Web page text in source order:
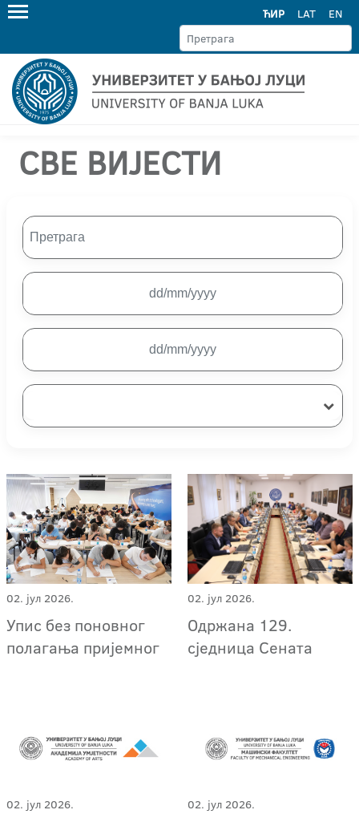
ЋИР LAT EN
СВЕ ВИЈЕСТИ
02. јул 2026.
Упис без поновног
полагања пријемног
02. јул 2026.
Одржана 129.
сједница Сената
02. јул 2026. 02. јул 2026.